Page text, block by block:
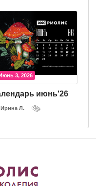
3, 2026
июнь'26
Ирина Л.